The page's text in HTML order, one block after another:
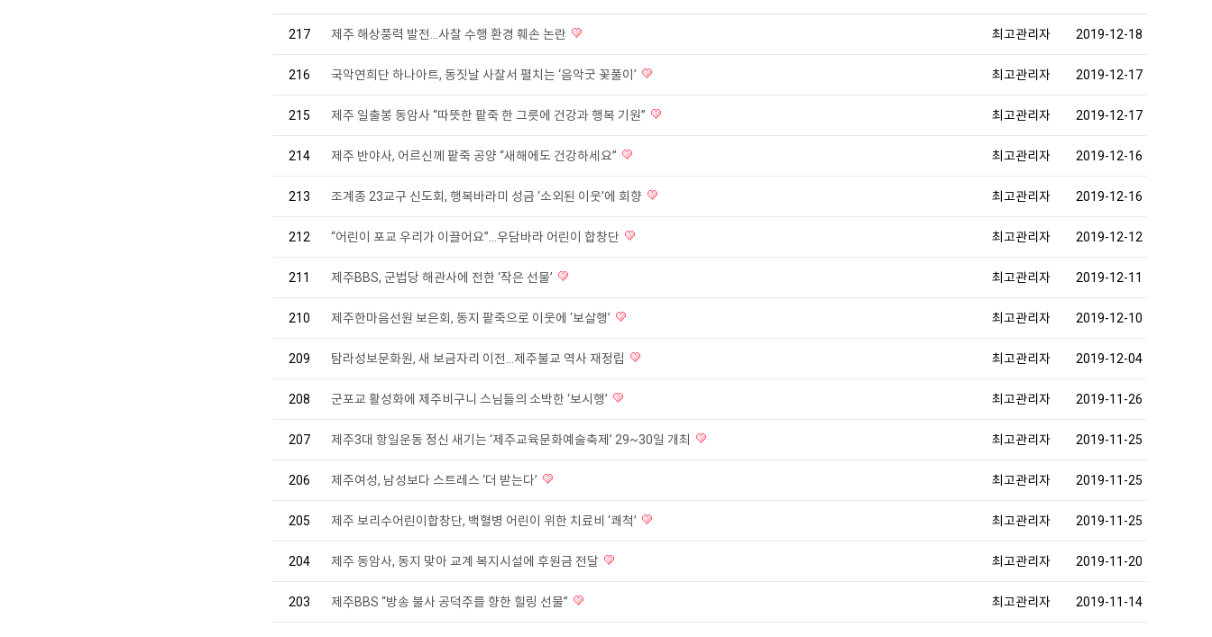
217 제주 해상풍력 발전...사찰 수행 환경 훼손 논란 최고관리자 2019-12-18
216 국악연희단 하나아트, 동짓날 사찰서 펼치는 ‘음악굿 꽃풀이’ 최고관리자 2019-12-17
215 제주 일출봉 동암사 “따뜻한 팥죽 한 그릇에 건강과 행복 기원” 최고관리자 2019-12-17
214 제주 반야사, 어르신께 팥죽 공양 “새해에도 건강하세요” 최고관리자 2019-12-16
213 조계종 23교구 신도회, 행복바라미 성금 ‘소외된 이웃’에 회향 최고관리자 2019-12-16
212 “어린이 포교 우리가 이끌어요”...우담바라 어린이 합창단 최고관리자 2019-12-12
211 제주BBS, 군법당 해관사에 전한 ‘작은 선물’ 최고관리자 2019-12-11
210 제주한마음선원 보은회, 동지 팥죽으로 이웃에 ‘보살행’ 최고관리자 2019-12-10
209 탐라성보문화원, 새 보금자리 이전...제주불교 역사 재정립 최고관리자 2019-12-04
208 군포교 활성화에 제주비구니 스님들의 소박한 ‘보시행’ 최고관리자 2019-11-26
207 제주3대 항일운동 정신 새기는 ‘제주교육문화예술축제’ 29~30일 개최 최고관리자 2019-11-25
206 제주여성, 남성보다 스트레스 ‘더 받는다’ 최고관리자 2019-11-25
205 제주 보리수어린이합창단, 백혈병 어린이 위한 치료비 ‘쾌척’ 최고관리자 2019-11-25
204 제주 동암사, 동지 맞아 교계 복지시설에 후원금 전달 최고관리자 2019-11-20
203 제주BBS “방송 불사 공덕주를 향한 힐링 선물” 최고관리자 2019-11-14